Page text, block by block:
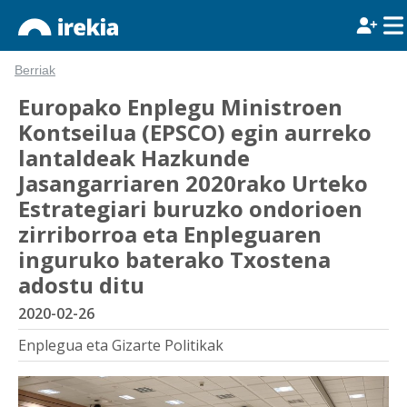
Berriak
Europako Enplegu Ministroen
Kontseilua (EPSCO) egin aurreko
lantaldeak Hazkunde
Jasangarriaren 2020rako Urteko
Estrategiari buruzko ondorioen
zirriborroa eta Enpleguaren
inguruko baterako Txostena
adostu ditu
2020-02-26
Enplegua eta Gizarte Politikak